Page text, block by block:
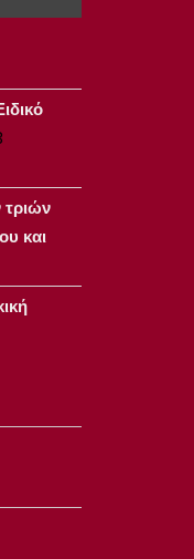
τριών
και